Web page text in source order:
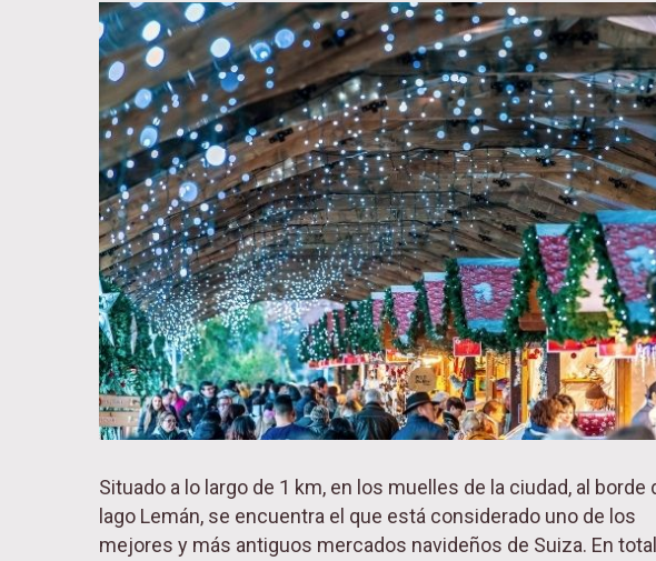
Situado a lo largo de 1 km, en los muelles de la ciudad, al borde
lago Lemán, se encuentra el que está considerado uno de los
mejores y más antiguos mercados navideños de Suiza. En